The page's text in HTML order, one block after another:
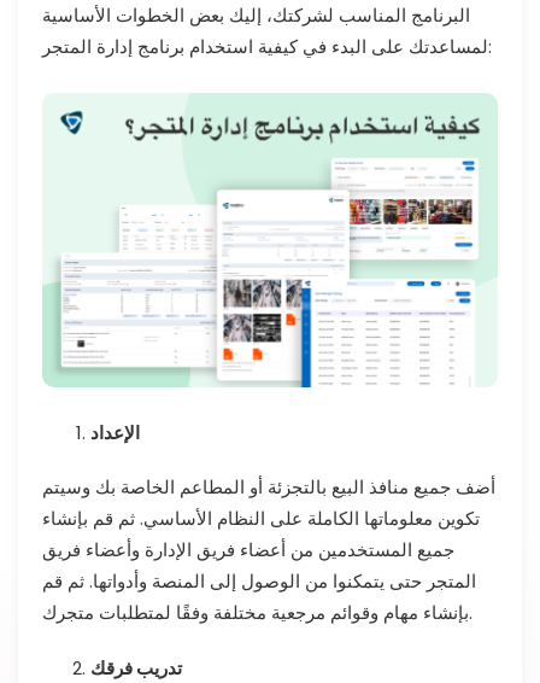
البرنامج المناسب لشركتك، إليك بعض الخطوات الأساسية
لمساعدتك على البدء في كيفية استخدام برنامج إدارة المتجر:
الإعداد
أضف جميع منافذ البيع بالتجزئة أو المطاعم الخاصة بك وسيتم
تكوين معلوماتها الكاملة على النظام الأساسي. ثم قم بإنشاء
جميع المستخدمين من أعضاء فريق الإدارة وأعضاء فريق
المتجر حتى يتمكنوا من الوصول إلى المنصة وأدواتها. ثم قم
بإنشاء مهام وقوائم مرجعية مختلفة وفقًا لمتطلبات متجرك.
تدريب فرقك